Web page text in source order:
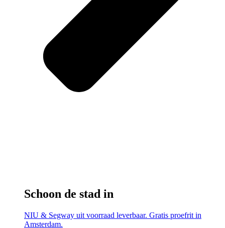
Schoon de stad in
NIU & Segway uit voorraad leverbaar. Gratis proefrit in
Amsterdam.